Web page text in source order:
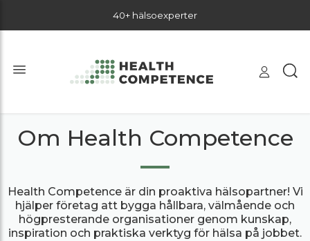
40+ hälsoexperter
Om Health Competence
Health Competence är din proaktiva hälsopartner! Vi
hjälper företag att bygga hållbara, välmående och
högpresterande organisationer genom kunskap,
inspiration och praktiska verktyg för hälsa på jobbet.